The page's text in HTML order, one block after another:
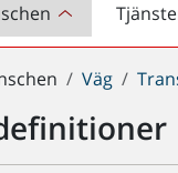
Väg